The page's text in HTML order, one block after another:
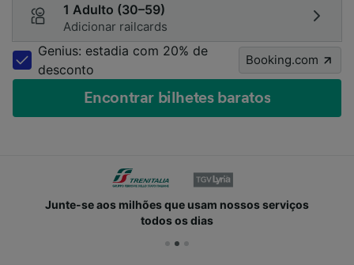
1 Adulto (30–59)
Adicionar railcards
Genius: estadia com 20% de
desconto
Booking.com
Encontrar bilhetes baratos
Junte-se aos milhões que usam nossos serviços
todos os dias